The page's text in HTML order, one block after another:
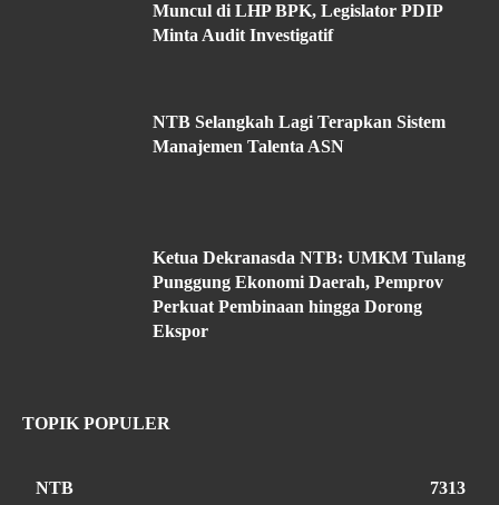
Muncul di LHP BPK, Legislator PDIP
Minta Audit Investigatif
NTB Selangkah Lagi Terapkan Sistem
Manajemen Talenta ASN
Ketua Dekranasda NTB: UMKM Tulang
Punggung Ekonomi Daerah, Pemprov
Perkuat Pembinaan hingga Dorong
Ekspor
TOPIK POPULER
NTB 7313